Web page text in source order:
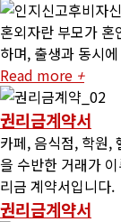
혼외자란 부모가
하며, 출생과 동시
Read more +
권리금계약서
카페, 음식점, 학원,
을 수반한 거래가
리금 계약서입니다.
권리금계약서